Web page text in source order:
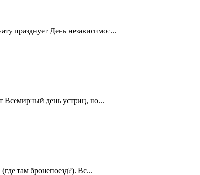
празднует День независимос...
Всемирный день устриц, но...
там бронепоезд?). Вс...